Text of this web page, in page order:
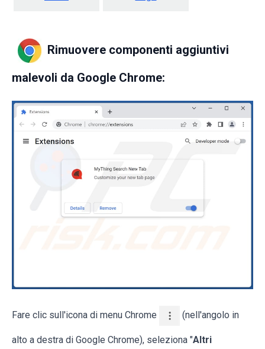
Rimuovere componenti aggiuntivi
malevoli da Google Chrome:
Fare clic sull'icona di menu Chrome (nell'angolo in
alto a destra di Google Chrome), seleziona "Altri